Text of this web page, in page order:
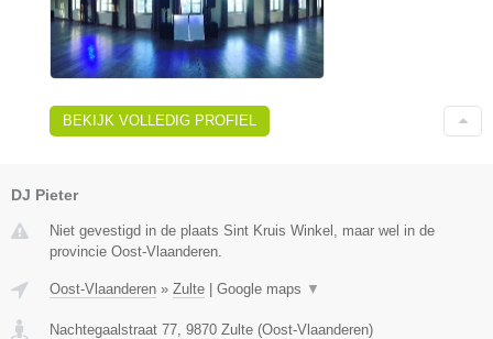
BEKIJK VOLLEDIG PROFIEL
DJ Pieter
Niet gevestigd in de plaats Sint Kruis Winkel, maar wel in de
provincie Oost-Vlaanderen.
Oost-Vlaanderen » Zulte | Google maps ▼
Nachtegaalstraat 77 9870 Zulte (Oost-Vlaanderen)